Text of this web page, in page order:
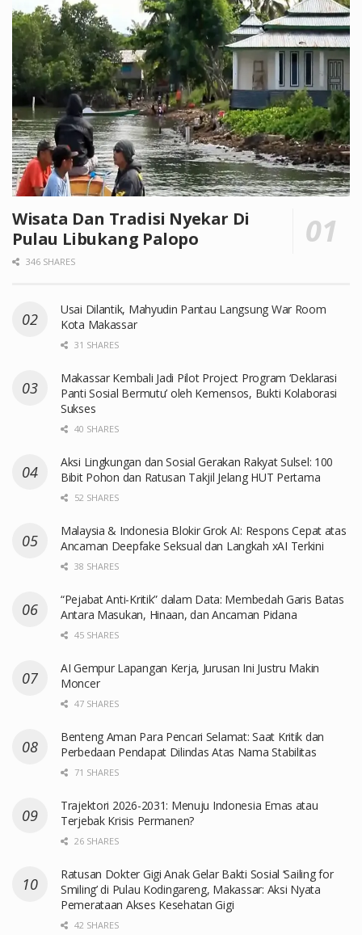
Wisata Dan Tradisi Nyekar Di
Pulau Libukang Palopo
346 SHARES
Usai Dilantik, Mahyudin Pantau Langsung War Room
Kota Makassar
31 SHARES
Makassar Kembali Jadi Pilot Project Program ‘Deklarasi
Panti Sosial Bermutu’ oleh Kemensos, Bukti Kolaborasi
Sukses
40 SHARES
Aksi Lingkungan dan Sosial Gerakan Rakyat Sulsel: 100
Bibit Pohon dan Ratusan Takjil Jelang HUT Pertama
52 SHARES
Malaysia & Indonesia Blokir Grok AI: Respons Cepat atas
Ancaman Deepfake Seksual dan Langkah xAI Terkini
38 SHARES
“Pejabat Anti-Kritik” dalam Data: Membedah Garis Batas
Antara Masukan, Hinaan, dan Ancaman Pidana
45 SHARES
AI Gempur Lapangan Kerja, Jurusan Ini Justru Makin
Moncer
47 SHARES
Benteng Aman Para Pencari Selamat: Saat Kritik dan
Perbedaan Pendapat Dilindas Atas Nama Stabilitas
71 SHARES
Trajektori 2026-2031: Menuju Indonesia Emas atau
Terjebak Krisis Permanen?
26 SHARES
Ratusan Dokter Gigi Anak Gelar Bakti Sosial ‘Sailing for
Smiling’ di Pulau Kodingareng, Makassar: Aksi Nyata
Pemerataan Akses Kesehatan Gigi
42 SHARES